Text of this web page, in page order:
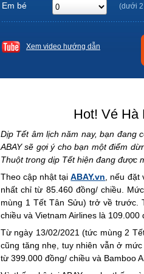
Em bé (dưới
Xem video hướng dẫn
Hot! Vé Hà
Dịp Tết âm lịch năm nay, bạn đang
ABAY sẽ gợi ý cho bạn một điểm
Thuột trong dịp Tết hiện đang được
Theo cập nhật tạiABAY.vn , nếu
nhất chỉ từ 85.460 đồng/ chiều.
mùng 1 Tết Tân Sửu) trở về trước.
chiều và Vietnam Airlines là
Từ ngày 13/02/2021 (tức mùng 2
cũng tăng nhẹ, tuy nhiên vẫn ở
từ 399.000 đồng/ chiều và Bamboo